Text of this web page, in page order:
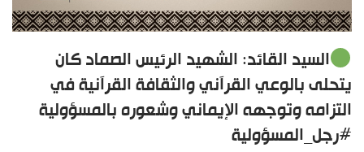
السيد القائد: الشهيد الرئيس الصماد كان
يتحلى بالوعي القرآني والثقافة القرآنية في
التزامه وتوجهه الإيماني وشعوره بالمسؤولية
#رجل_المسؤولية